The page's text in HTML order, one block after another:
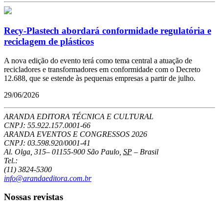
Recy-Plastech abordará conformidade regulatória e
reciclagem de plásticos
A nova edição do evento terá como tema central a atuação de
recicladores e transformadores em conformidade com o Decreto
12.688, que se estende às pequenas empresas a partir de julho.
29/06/2026
ARANDA EDITORA TÉCNICA E CULTURAL
CNPJ: 55.922.157.0001-66
ARANDA EVENTOS E CONGRESSOS 2026
CNPJ: 03.598.920/0001-41
Al. Olga, 315– 01155-900 São Paulo SP – Brasil
Tel.:
(11) 3824-5300
info@arandaeditora.com.br
Nossas revistas